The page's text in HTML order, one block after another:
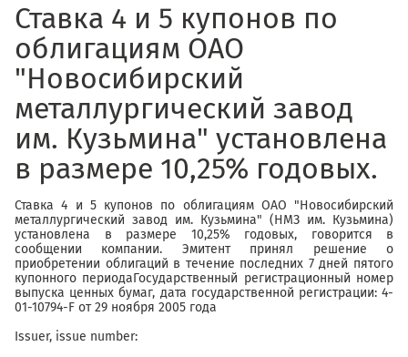
Ставка 4 и 5 купонов по
облигациям ОАО
"Новосибирский
металлургический завод
им. Кузьмина" установлена
в размере 10,25% годовых.
Ставка 4 и 5 купонов по облигациям ОАО "Новосибирский
металлургический завод им. Кузьмина" (НМЗ им. Кузьмина)
установлена в размере 10,25% годовых, говорится в
сообщении компании. Эмитент принял решение о
приобретении облигаций в течение последних 7 дней пятого
купонного периодаГосударственный регистрационный номер
выпуска ценных бумаг, дата государственной регистрации: 4-
01-10794-F от 29 ноября 2005 года
Issuer, issue number: